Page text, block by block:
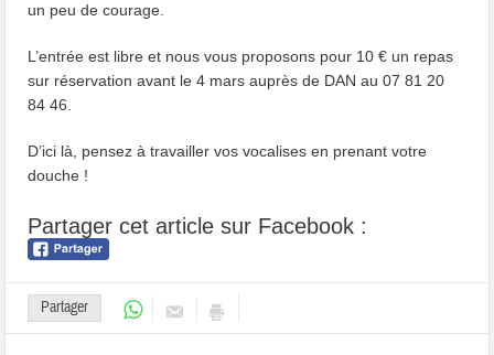
un peu de courage.
L’entrée est libre et nous vous proposons pour 10 € un repas
sur réservation avant le 4 mars auprès de DAN au 07 81 20
84 46.
D’ici là, pensez à travailler vos vocalises en prenant votre
douche !
Partager cet article sur Facebook :
Partager